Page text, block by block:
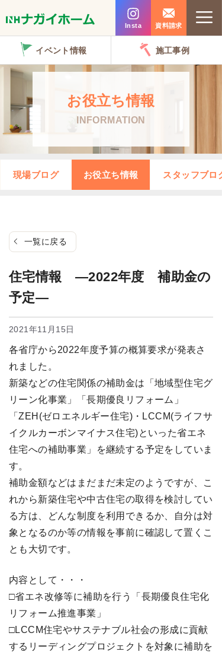
ン
プ
Insta 資料請求
イベント情報 施工事例
お役立ち情報
INFORMATION
現場ブログ お役立ち情報 スタッフブログ
一覧に戻る
住宅情報 ―2022年度 補助金の
予定―
2021年11月15日
各省庁から2022年度予算の概算要求が発表さ
れました。
新築などの住宅関係の補助金は「地域型住宅グ
リーン化事業」「長期優良リフォーム」
「ZEH(ゼロエネルギー住宅)・LCCM(ライフサ
イクルカーボンマイナス住宅)といった省エネ
住宅への補助事業」を継続する予定をしていま
す。
補助金額などはまだまだ未定のようですが、こ
れから新築住宅や中古住宅の取得を検討してい
る方は、どんな制度を利用できるか、自分は対
象となるのか等の情報を事前に確認して置くこ
とも大切です。
内容として・・・
□省エネ改修等に補助を行う「長期優良住宅化
リフォーム推進事業」
□LCCM住宅やサステナブル社会の形成に貢献
するリーディングプロジェクトを対象に補助を